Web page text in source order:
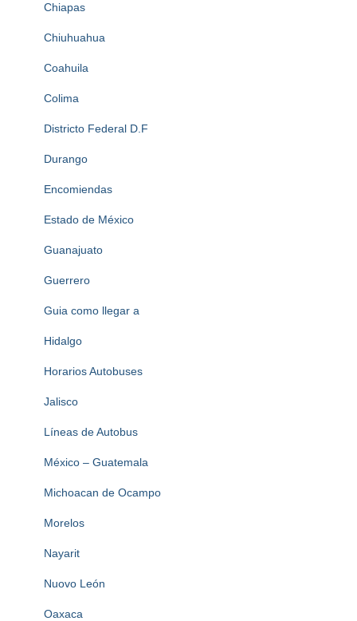
Chiapas
Chiuhuahua
Coahuila
Colima
Districto Federal D.F
Durango
Encomiendas
Estado de México
Guanajuato
Guerrero
Guia como llegar a
Hidalgo
Horarios Autobuses
Jalisco
Líneas de Autobus
México – Guatemala
Michoacan de Ocampo
Morelos
Nayarit
Nuovo León
Oaxaca